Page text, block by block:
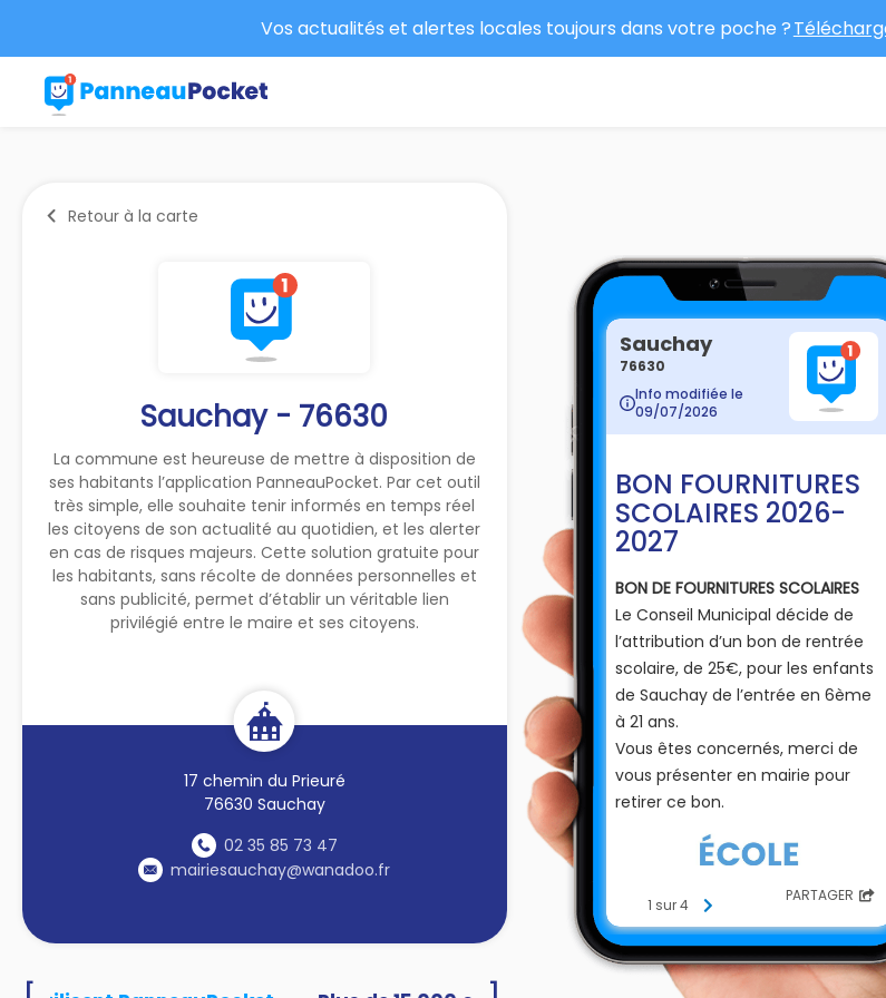
Vos actualités et alertes locales toujours dans votre poche ?
Retour à la carte
Sauchay - 76630
La commune est heureuse de mettre à disposition de
ses habitants l’application PanneauPocket. Par cet outil
très simple, elle souhaite tenir informés en temps réel
les citoyens de son actualité au quotidien, et les alerter
en cas de risques majeurs. Cette solution gratuite pour
les habitants, sans récolte de données personnelles et
sans publicité, permet d’établir un véritable lien
privilégié entre le maire et ses citoyens.
17 chemin du Prieuré
76630 Sauchay
02 35 85 73 47
mairiesauchay@wanadoo.fr
Sauchay
76630
Info modifiée le
09/07/2026
BON FOURNITURES
SCOLAIRES 2026-
2027
BON DE FOURNITURES SCOLAIRES
Le Conseil Municipal décide de
l’attribution d’un bon de rentrée
scolaire, de 25€, pour les enfants
de Sauchay de l’entrée en 6ème
à 21 ans.
Vous êtes concernés, merci de
vous présenter en mairie pour
retirer ce bon.
1 sur 4 PARTAGER